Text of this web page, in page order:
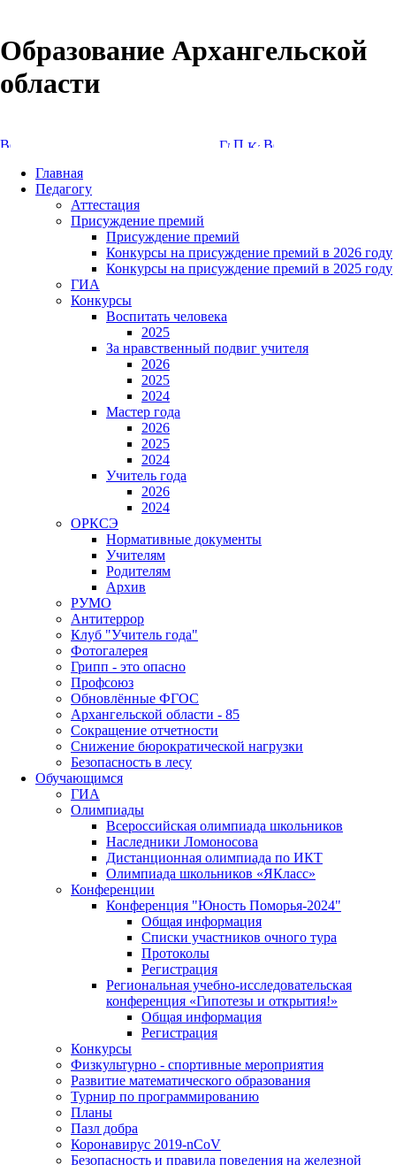
Образование Архангельской
области
Главная
Педагогу
Аттестация
Присуждение премий
Присуждение премий
Конкурсы на присуждение премий в 2026 году
Конкурсы на присуждение премий в 2025 году
ГИА
Конкурсы
Воспитать человека
2025
За нравственный подвиг учителя
2026
2025
2024
Мастер года
2026
2025
2024
Учитель года
2026
2024
ОРКСЭ
Нормативные документы
Учителям
Родителям
Архив
РУМО
Антитеррор
Клуб "Учитель года"
Фотогалерея
Грипп - это опасно
Профсоюз
Обновлённые ФГОС
Архангельской области - 85
Сокращение отчетности
Снижение бюрократической нагрузки
Безопасность в лесу
Обучающимся
ГИА
Олимпиады
Всероссийская олимпиада школьников
Наследники Ломоносова
Дистанционная олимпиада по ИКТ
Олимпиада школьников «ЯКласс»
Конференции
Конференция "Юность Поморья-2024"
Общая информация
Списки участников очного тура
Протоколы
Регистрация
Региональная учебно-исследовательская
конференция «Гипотезы и открытия!»
Общая информация
Регистрация
Конкурсы
Физкультурно - спортивные мероприятия
Развитие математического образования
Турнир по программированию
Планы
Пазл добра
Коронавирус 2019-nCoV
Безопасность и правила поведения на железной